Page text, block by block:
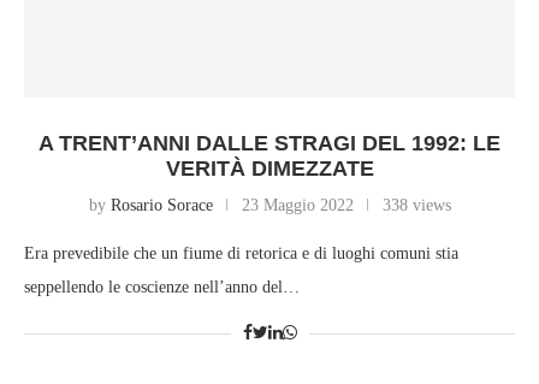
A TRENT’ANNI DALLE STRAGI DEL 1992: LE
VERITÀ DIMEZZATE
by Rosario Sorace 23 Maggio 2022 338 views
Era prevedibile che un fiume di retorica e di luoghi comuni stia
seppellendo le coscienze nell’anno del…